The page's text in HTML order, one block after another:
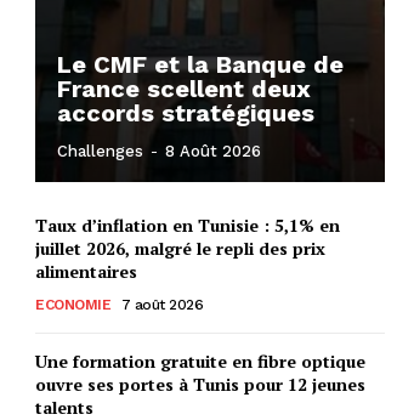
Le CMF et la Banque de
France scellent deux
accords stratégiques
Challenges - 8 Août 2026
Taux d’inflation en Tunisie : 5,1% en
juillet 2026, malgré le repli des prix
alimentaires
ECONOMIE 7 août 2026
Une formation gratuite en fibre optique
ouvre ses portes à Tunis pour 12 jeunes
talents